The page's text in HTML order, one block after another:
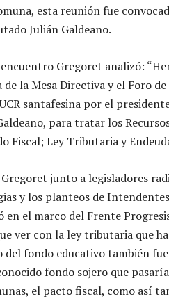
esta reunión fue
Julián Galdeano.
Gregoret analizó:
la Mesa Directiva y el Foro
santafesina por el
para tratar los
Fiscal; Ley Tributaria y
Gregoret junto a legisladores
y los planteos de
en el marco del Frente
ver con la ley tributaria que
fondo educativo también
fondo sojero que
el pacto fiscal, como así